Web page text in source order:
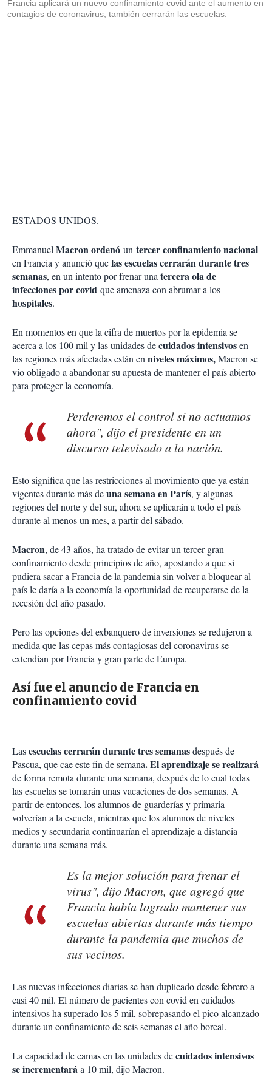
Francia aplicará un nuevo confinamiento covid ante el aumento en
contagios de coronavirus; también cerrarán las escuelas.
ESTADOS UNIDOS.
EmmanuelMacron ordenó un tercer confinamiento nacional
en Francia y anunció quelas escuelas cerrarán durante tres
semanas, en un intento por frenar unatercera ola de
infecciones por covid que amenaza con abrumar a los
hospitales.
En momentos en que la cifra de muertos por la epidemia se
acerca a los 100 mil y las unidades decuidados intensivosen
las regiones más afectadas están enniveles máximos,Macron se
vio obligado a abandonar su apuesta de mantener el país abierto
para proteger la economía.
Perderemos el control si no actuamos
ahora", dijo el presidente en un
discurso televisado a la nación.
Esto significa que las restricciones al movimiento que ya están
vigentes durante más deuna semana en París, y algunas
regiones del norte y del sur, ahora se aplicarán a todo el país
durante al menos un mes, a partir del sábado.
Macron, de 43 años, ha tratado de evitar un tercer gran
confinamiento desde principios de año, apostando a que si
pudiera sacar a Francia de la pandemia sin volver a bloquear al
país le daría a la economía la oportunidad de recuperarse de la
recesión del año pasado.
Pero las opciones del exbanquero de inversiones se redujeron a
medida que las cepas más contagiosas del coronavirus se
extendían por Francia y gran parte de Europa.
Así fue el anuncio de Francia en
confinamiento covid
Lasescuelas cerrarán durante tres semanasdespués de
Pascua, que cae este fin de semana. El aprendizaje se realizará
de forma remota durante una semana, después de lo cual todas
las escuelas se tomarán unas vacaciones de dos semanas. A
partir de entonces, los alumnos de guarderías y primaria
volverían a la escuela, mientras que los alumnos de niveles
medios y secundaria continuarían el aprendizaje a distancia
durante una semana más.
Es la mejor solución para frenar el
virus", dijo Macron, que agregó que
Francia había logrado mantener sus
escuelas abiertas durante más tiempo
durante la pandemia que muchos de
sus vecinos.
Las nuevas infecciones diarias se han duplicado desde febrero a
casi 40 mil. El número de pacientes con covid en cuidados
intensivos ha superado los 5 mil, sobrepasando el pico alcanzado
durante un confinamiento de seis semanas el año boreal.
La capacidad de camas en las unidades decuidados intensivos
se incrementaráa 10 mil, dijo Macron.